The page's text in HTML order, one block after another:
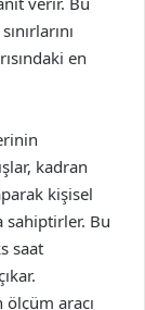
en
kadran
kişisel
sahiptirler. Bu
saat
aracı